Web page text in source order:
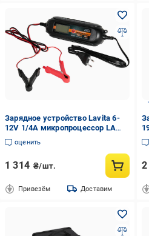
Зарядное устройство Lavita 6-
12V 1/4A микропроцессор LA
192220 LA 192220
оценить
1 314 ₴/шт.
Привезём Доставим